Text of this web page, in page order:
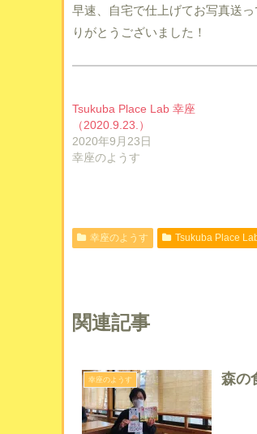
早速、自宅で仕上げてお写真送
りがとうございました！
Tsukuba Place Lab 幸座
（2020.9.23.）
2020年9月23日
幸座のようす
幸座のようす Tsukuba Place
関連記事
幸座のようす 森の